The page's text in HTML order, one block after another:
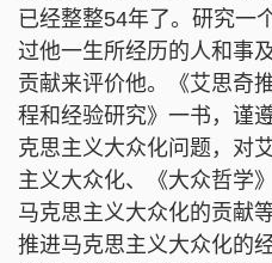
已经整整54年了。研究一
过他一生所经历的人和事
贡献来评价他。《艾思奇
程和经验研究》一书，谨
克思主义大众化问题，对
主义大众化、《大众哲学
马克思主义大众化的贡献
推进马克思主义大众化的